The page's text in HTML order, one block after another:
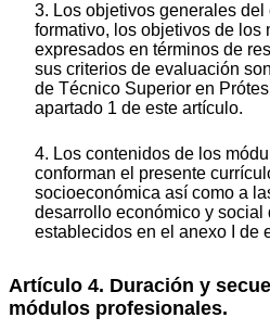
3. Los objetivos generales
formativo, los objetivos de los
expresados en términos de
sus criterios de evaluación
de Técnico Superior en
apartado 1 de este artículo.
4. Los contenidos de los
conforman el presente
socioeconómica así como a
desarrollo económico y social
establecidos en el anexo I de
Artículo 4. Duración y
módulos profesionales.